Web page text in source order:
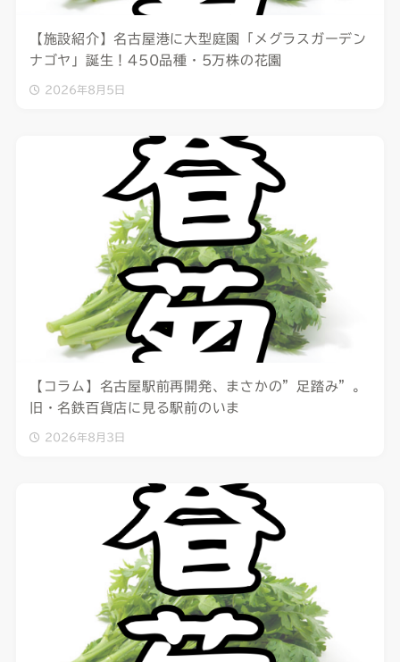
【施設紹介】名古屋港に大型庭園「メグラスガーデン
ナゴヤ」誕生！450品種・5万株の花園
2026年8月5日
【コラム】名古屋駅前再開発、まさかの”足踏み”。
旧・名鉄百貨店に見る駅前のいま
2026年8月3日